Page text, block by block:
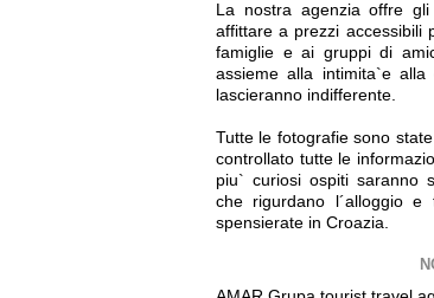
La nostra agenzia offre
affittare a prezzi accessibili
famiglie e ai gruppi di
assieme alla intimita`e
lascieranno indifferente.
Tutte le fotografie sono
controllato tutte le
piu` curiosi ospiti saranno
che rigurdano l´alloggio e
spensierate in Croazia.